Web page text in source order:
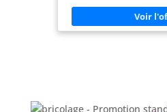
l'usure. RÉSISTANCE –
l'humidité, à la chaleur et
NETTOYER – La surface
reste belle au